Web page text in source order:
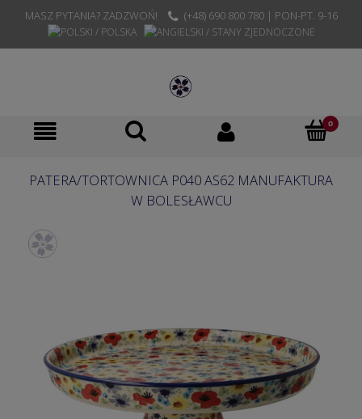
MASZ PYTANIA? ZADZWOŃ! (+48) 690 800 780 | PON-PT. 9-16
PATERA/TORTOWNICA P040 AS62 MANUFAKTURA
W BOLESŁAWCU